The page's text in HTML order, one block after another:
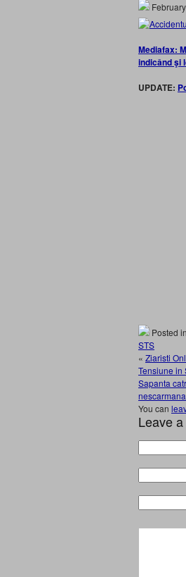
Mediafax:
indicând şi
UPDATE:
Posted in
STS
« Ziaristi
Tensiune in
Sapanta
You can
Leave